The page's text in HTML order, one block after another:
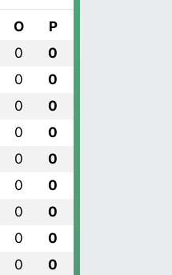
O P
0 0
0 0
0 0
0 0
0 0
0 0
0 0
0 0
0 0